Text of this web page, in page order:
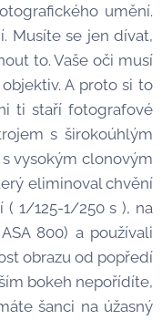
umění.
Musíte se jen dívat,
to. Vaše oči musí
A proto si to
ti staří fotografové
s širokoúhlým
vysokým clonovým
eliminoval chvění
1/125-1/250 s ), na
800) a používali
obrazu od popředí
bokeh nepořídíte,
šanci na úžasný